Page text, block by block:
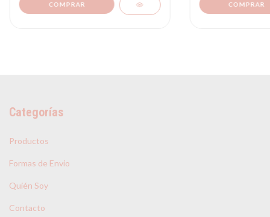
Categorías
Productos
Formas de Envio
Quién Soy
Contacto